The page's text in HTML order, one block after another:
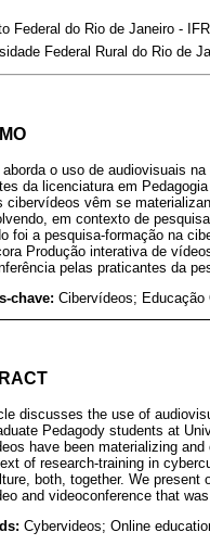
Federal do Rio de Janeiro -
Federal Rural do Rio de
o uso de audiovisuais
da licenciatura em
cibervídeos vêm se
em contexto de
foi a pesquisa-formação na
Produção interativa de
pelas praticantes da
chave: Cibervídeos; Educação
discusses the use of
Pedagody students at
have been materializing
of research-training in
both, together. We
and videoconference that
Cybervideos; Online